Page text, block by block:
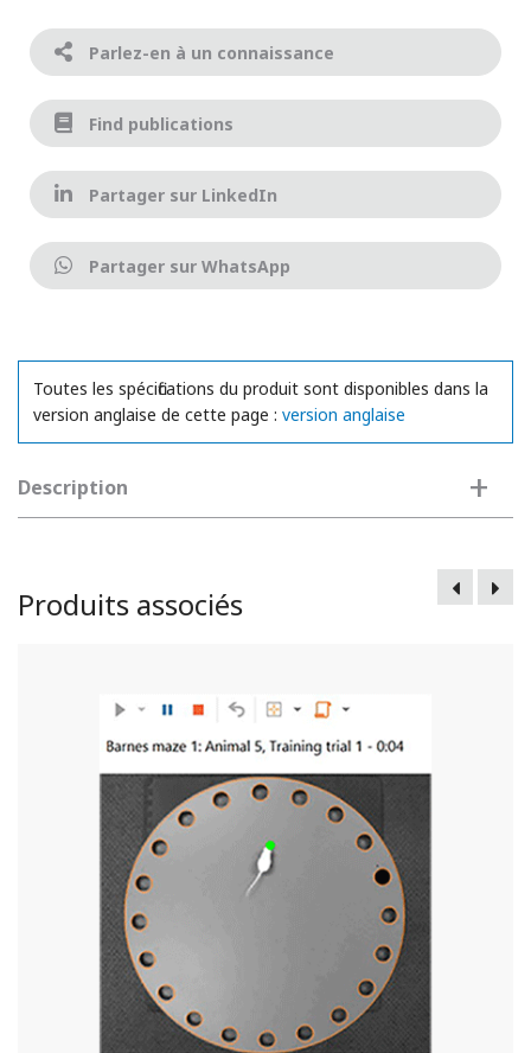
Parlez-en à un connaissance
Find publications
Partager sur LinkedIn
Partager sur WhatsApp
Toutes les spécifications du produit sont disponibles dans la
version anglaise de cette page : version anglaise
Description +
Produits associés